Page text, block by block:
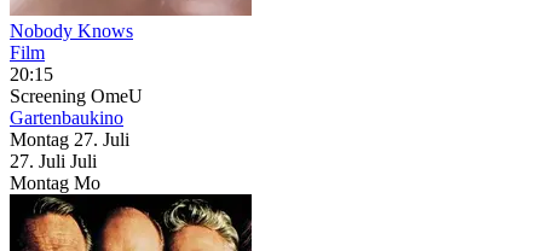
Nobody Knows
Film
20:15
Screening OmeU
Gartenbaukino
Montag 27. Juli
27. Juli Juli
Montag Mo